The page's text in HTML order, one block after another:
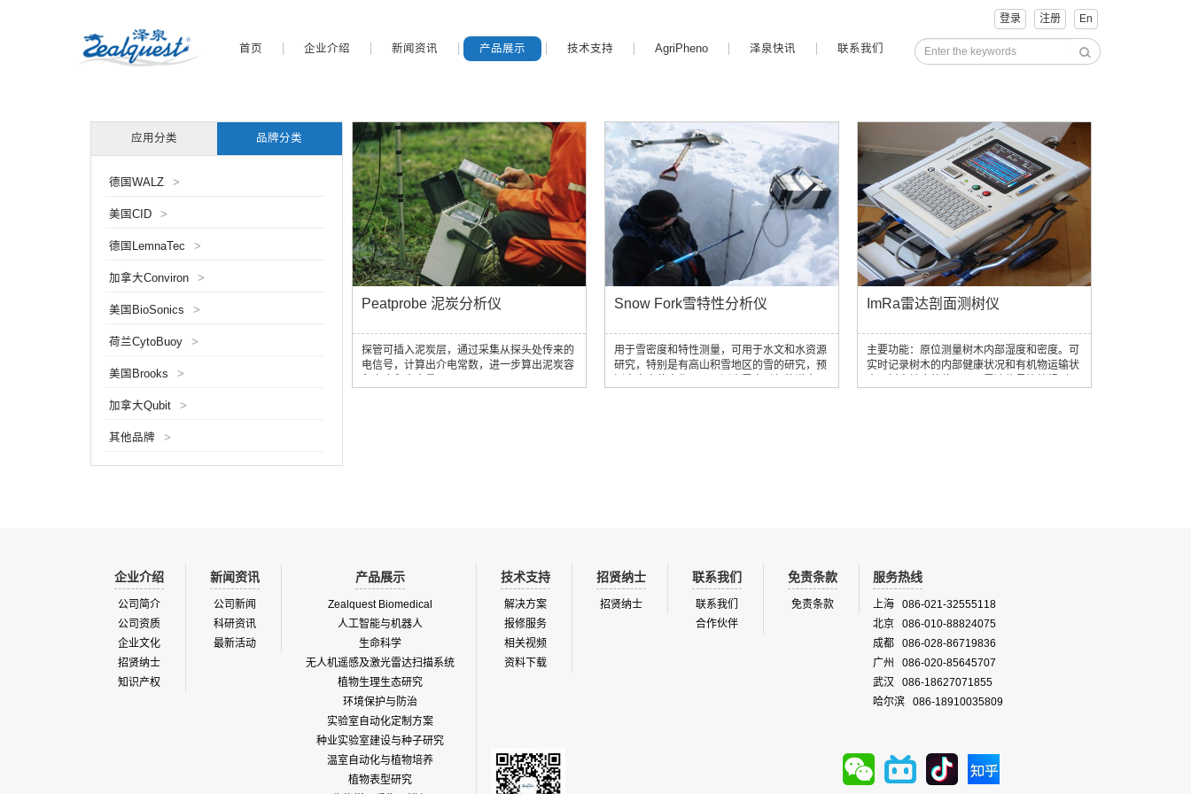
登录 注册 En
首页 企业介绍 新闻资讯 产品展示 技术支持 AgriPheno 泽泉快讯 联系我们
应用分类 品牌分类
德国WALZ >
美国CID >
德国LemnaTec >
加拿大Conviron >
美国BioSonics >
荷兰CytoBuoy >
美国Brooks >
加拿大Qubit >
其他品牌 >
Peatprobe 泥炭分析仪
探管可插入泥炭层，通过采集从探头处传来的
电信号，计算出介电常数，进一步算出泥炭容
Snow Fork雪特性分析仪
用于雪密度和特性测量，可用于水文和水资源
研究，特别是有高山积雪地区的雪的研究，预
ImRa雷达剖面测树仪
主要功能：原位测量树木内部湿度和密度。可
实时记录树木的内部健康状况和有机物运输状
企业介绍
公司简介
公司资质
企业文化
招贤纳士
知识产权
新闻资讯
公司新闻
科研资讯
最新活动
产品展示
Zealquest Biomedical
人工智能与机器人
生命科学
无人机遥感及激光雷达扫描系统
植物生理生态研究
环境保护与防治
实验室自动化定制方案
种业实验室建设与种子研究
温室自动化与植物培养
植物表型研究
技术支持
解决方案
报修服务
相关视频
资料下载
招贤纳士
招贤纳士
联系我们
联系我们
合作伙伴
免责条款
免责条款
服务热线
上海 086-021-32555118
北京 086-010-88824075
成都 086-028-86719836
广州 086-020-85645707
武汉 086-18627071855
哈尔滨 086-18910035809